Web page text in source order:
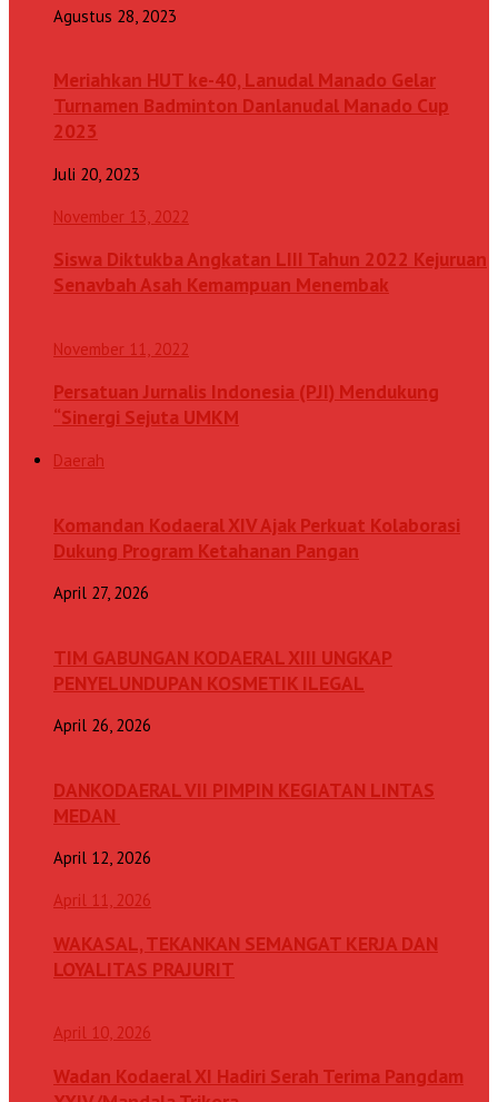
Agustus 28, 2023
Meriahkan HUT ke-40, Lanudal Manado Gelar
Turnamen Badminton Danlanudal Manado Cup
2023
Juli 20, 2023
November 13, 2022
Siswa Diktukba Angkatan LIII Tahun 2022 Kejuruan
Senavbah Asah Kemampuan Menembak
November 11, 2022
Persatuan Jurnalis Indonesia (PJI) Mendukung
“Sinergi Sejuta UMKM
Daerah
Komandan Kodaeral XIV Ajak Perkuat Kolaborasi
Dukung Program Ketahanan Pangan
April 27, 2026
TIM GABUNGAN KODAERAL XIII UNGKAP
PENYELUNDUPAN KOSMETIK ILEGAL
April 26, 2026
DANKODAERAL VII PIMPIN KEGIATAN LINTAS
MEDAN
April 12, 2026
April 11, 2026
WAKASAL, TEKANKAN SEMANGAT KERJA DAN
LOYALITAS PRAJURIT
April 10, 2026
Wadan Kodaeral XI Hadiri Serah Terima Pangdam